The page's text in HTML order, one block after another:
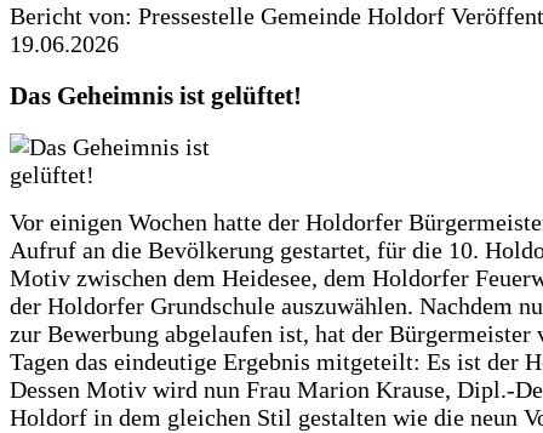
Bericht von: Pressestelle Gemeinde Holdorf
19.06.2026
Das Geheimnis ist gelüftet!
Vor einigen Wochen hatte der Holdorfer
Aufruf an die Bevölkerung gestartet, für die 10.
Motiv zwischen dem Heidesee, dem Holdorfer
der Holdorfer Grundschule auszuwählen. Nachdem
zur Bewerbung abgelaufen ist, hat der Bürgermeister
Tagen das eindeutige Ergebnis mitgeteilt: Es ist der
Dessen Motiv wird nun Frau Marion Krause, Dipl.-
Holdorf in dem gleichen Stil gestalten wie die neun